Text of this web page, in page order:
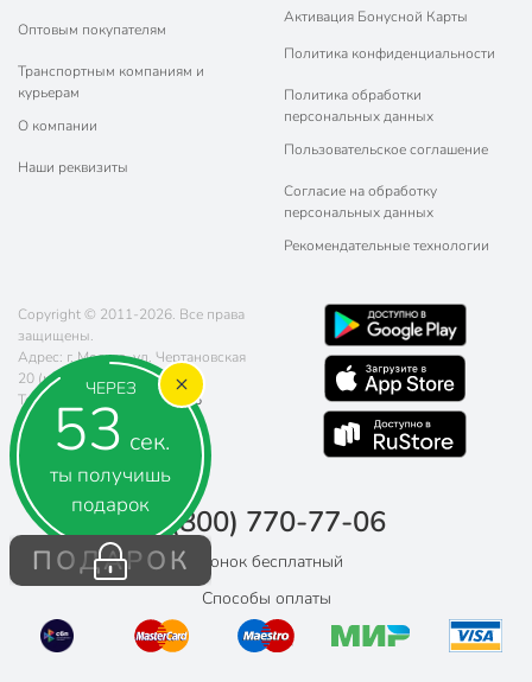
ЧЕРЕЗ
52 сек.
ты получишь
подарок
ПОДАРОК
Оптовым покупателям
Транспортным компаниям и
курьерам
О компании
Наши реквизиты
Активация Бонусной Карты
Политика конфиденциальности
Политика обработки
персональных данных
Пользовательское соглашение
Согласие на обработку
персональных данных
Рекомендательные технологии
Copyright © 2011-2026. Все права
защищены.
Адрес: г. Москва, ул. Чертановская
20 (метро Южная)
Телефон:
8 (800) 770-77-06
Почта:sales@poryadok.ru
8 (800) 770-77-06
Звонок бесплатный
Способы оплаты